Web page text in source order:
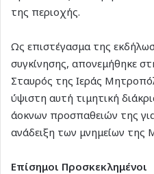
της περιοχής.
Ως επιστέγασμα της
συγκίνησης, απονεμήθηκε
Σταυρός της Ιεράς
ύψιστη αυτή τιμητική
άοκνων προσπαθειών της
ανάδειξη των μνημείων της
Επίσημοι Προσκεκλημένοι